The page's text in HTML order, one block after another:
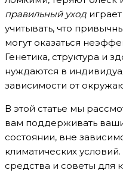
правильный уход
учитывать, что
могут оказаться
Генетика, структура и
нуждаются в
зависимости от
В этой статье мы
вам поддерживать
состоянии, вне
климатических
средства и советы для